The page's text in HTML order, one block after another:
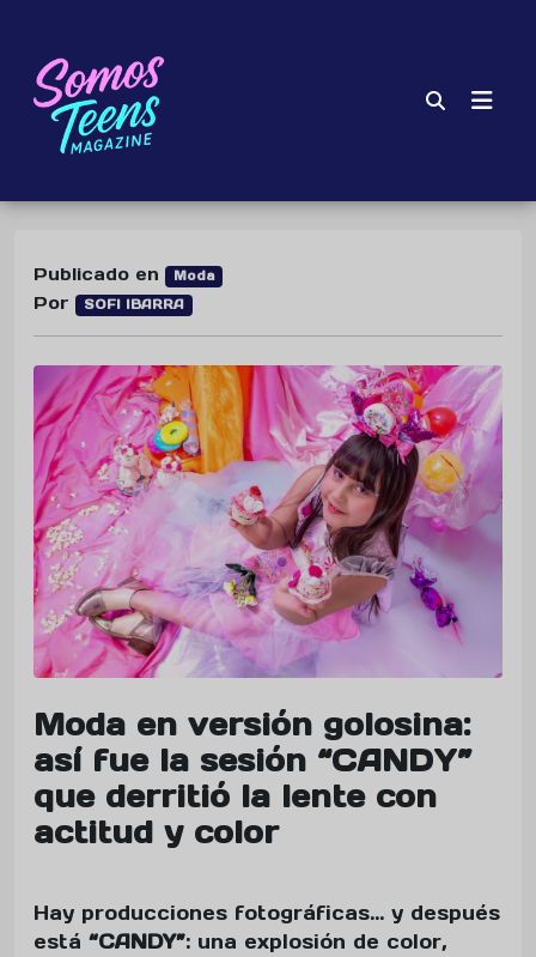
Publicado en Moda
Por SOFI IBARRA
Moda en versión golosina:
así fue la sesión “CANDY”
que derritió la lente con
actitud y color
Hay producciones fotográficas… y después
está “CANDY”: una explosión de color,